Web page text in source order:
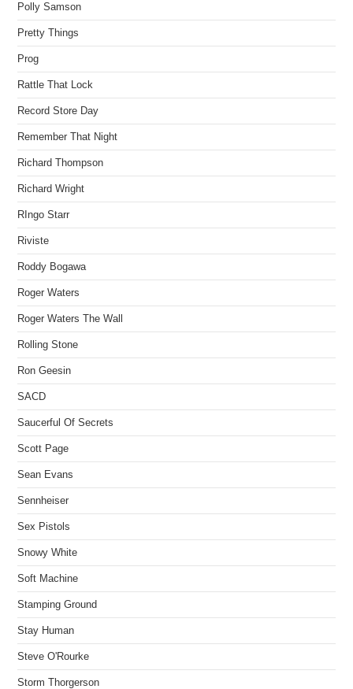
Polly Samson
Pretty Things
Prog
Rattle That Lock
Record Store Day
Remember That Night
Richard Thompson
Richard Wright
RIngo Starr
Riviste
Roddy Bogawa
Roger Waters
Roger Waters The Wall
Rolling Stone
Ron Geesin
SACD
Saucerful Of Secrets
Scott Page
Sean Evans
Sennheiser
Sex Pistols
Snowy White
Soft Machine
Stamping Ground
Stay Human
Steve O'Rourke
Storm Thorgerson